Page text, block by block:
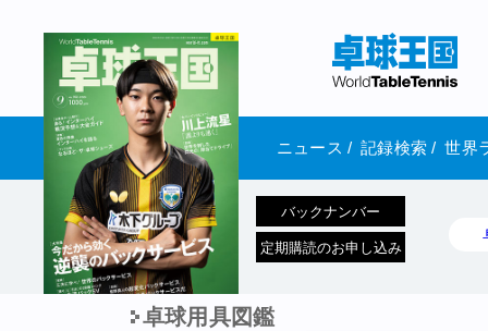
ニュース / 記録検索 / 世界
1970年1月01日 発売
バックナンバー
定期購読のお申し込み
卓球用具図鑑